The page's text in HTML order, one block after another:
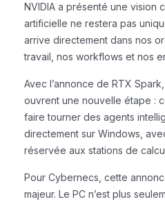
NVIDIA a présenté une vision
artificielle ne restera pas
arrive directement dans nos
travail, nos workflows et nos
Avec l’annonce de RTX
ouvrent une nouvelle étape :
faire tourner des agents
directement sur Windows,
réservée aux stations de
Pour Cybernecs, cette
majeur. Le PC n’est plus